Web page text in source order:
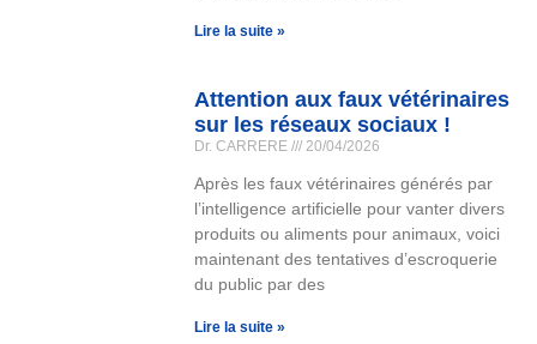
Lire la suite »
Attention aux faux vétérinaires
sur les réseaux sociaux !
Dr. CARRERE 20/04/2026
Après les faux vétérinaires générés par
l’intelligence artificielle pour vanter divers
produits ou aliments pour animaux, voici
maintenant des tentatives d’escroquerie
du public par des
Lire la suite »